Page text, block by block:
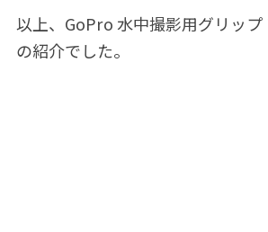
以上、GoPro 水中撮影用グリップ
の紹介でした。